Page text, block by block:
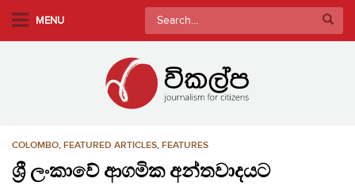
MENU
Search
for:
COLOMBO, FEATURED ARTICLES, FEATURES
ශ්‍රී ලංකාවේ ආගමික අන්තවාදයට